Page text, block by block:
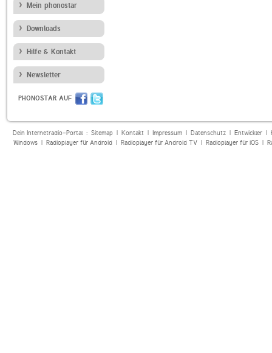
Mein phonostar
Downloads
Hilfe & Kontakt
Newsletter
PHONOSTAR AUF
Dein Internetradio-Portal : Sitemap| Kontakt| Impressum| Datenschutz| Entwickler|
Windows| Radioplayer für Android| Radioplayer für Android TV| Radioplayer für iOS|